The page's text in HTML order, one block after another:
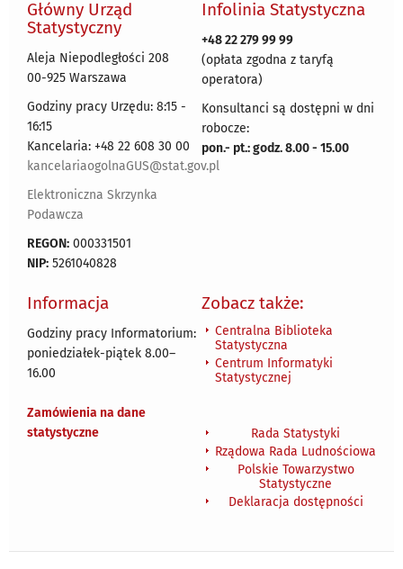
Główny Urząd
Statystyczny
Aleja Niepodległości 208
00-925 Warszawa
Godziny pracy Urzędu: 8:15 -
16:15
Kancelaria: +48 22 608 30 00
kancelariaogolnaGUS@stat.gov.pl
Elektroniczna Skrzynka
Podawcza
REGON: 000331501
NIP: 5261040828
Infolinia Statystyczna
+48 22 279 99 99
(opłata zgodna z taryfą
operatora)
Konsultanci są dostępni w dni
robocze:
pon.- pt.: godz. 8.00 - 15.00
Informacja
Godziny pracy Informatorium:
poniedziałek-piątek 8.00–
16.00
Zamówienia na dane
statystyczne
Zobacz także:
Centralna Biblioteka
Statystyczna
Centrum Informatyki
Statystycznej
Rada Statystyki
Rządowa Rada Ludnościowa
Polskie Towarzystwo
Statystyczne
Deklaracja dostępności